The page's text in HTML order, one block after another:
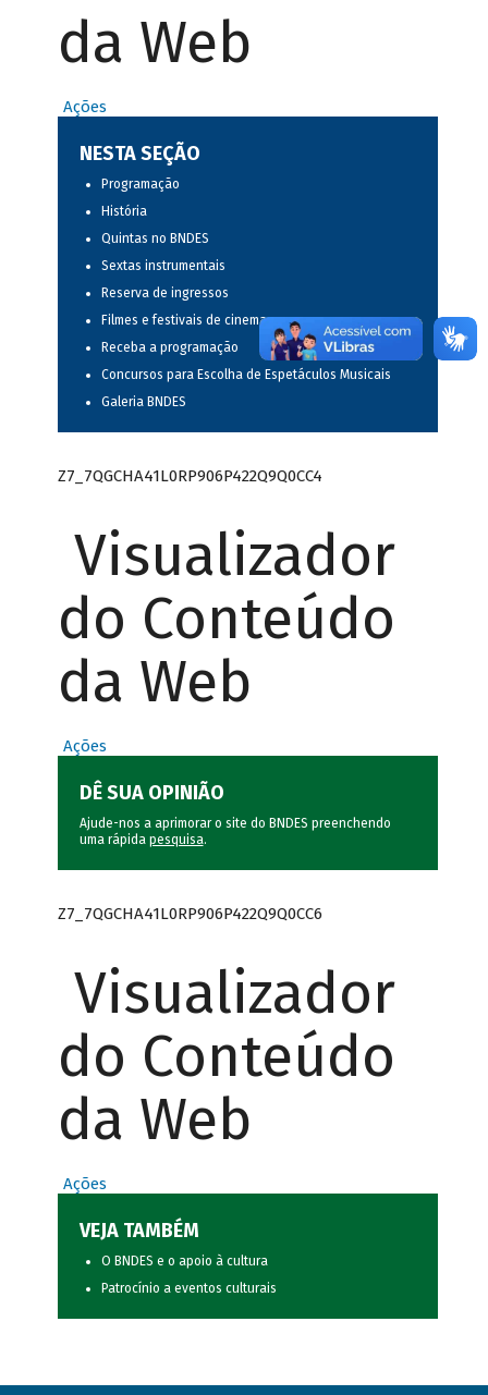
da Web
Ações
NESTA SEÇÃO
Programação
História
Quintas no BNDES
Sextas instrumentais
Reserva de ingressos
Filmes e festivais de cinema
Receba a programação
Concursos para Escolha de Espetáculos Musicais
Galeria BNDES
Z7_7QGCHA41L0RP906P422Q9Q0CC4
Visualizador
do Conteúdo
da Web
Ações
DÊ SUA OPINIÃO
Ajude-nos a aprimorar o site do BNDES preenchendo
uma rápida pesquisa.
Z7_7QGCHA41L0RP906P422Q9Q0CC6
Visualizador
do Conteúdo
da Web
Ações
VEJA TAMBÉM
O BNDES e o apoio à cultura
Patrocínio a eventos culturais